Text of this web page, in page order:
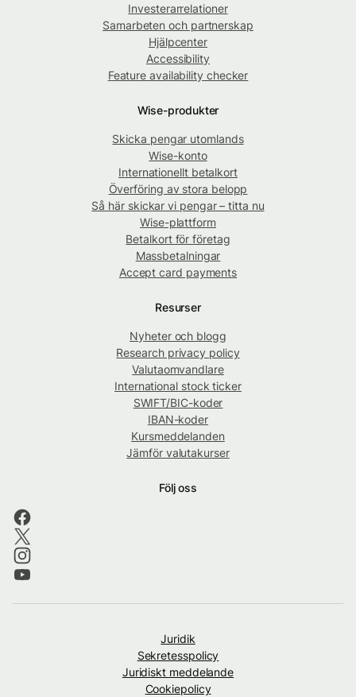
Investerarrelationer
Samarbeten och partnerskap
Hjälpcenter
Accessibility
Feature availability checker
Wise-produkter
Skicka pengar utomlands
Wise-konto
Internationellt betalkort
Överföring av stora belopp
Så här skickar vi pengar – titta nu
Wise-plattform
Betalkort för företag
Massbetalningar
Accept card payments
Resurser
Nyheter och blogg
Research privacy policy
Valutaomvandlare
International stock ticker
SWIFT/BIC-koder
IBAN-koder
Kursmeddelanden
Jämför valutakurser
Följ oss
Juridik
Sekretesspolicy
Juridiskt meddelande
Cookiepolicy